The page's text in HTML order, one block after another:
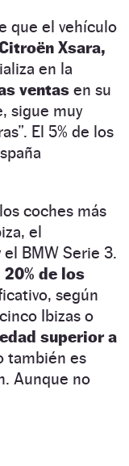
que el vehículo
Xsara,
en la
ventas en su
sigue muy
El 5% de los
coches más
el
BMW Serie 3.
20% de los
según
Ibizas o
superior a
también es
Aunque no